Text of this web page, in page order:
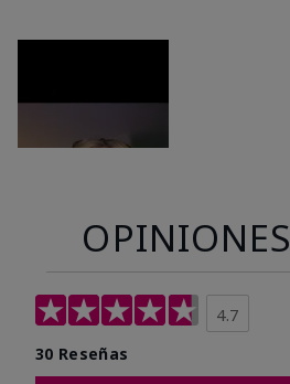
OPINIONES
4.7
30 Reseñas